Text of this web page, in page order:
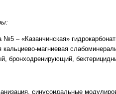
№5 – «Казанчинская»
кальциево-магниевая
бронходренирующий,
синусоидальные